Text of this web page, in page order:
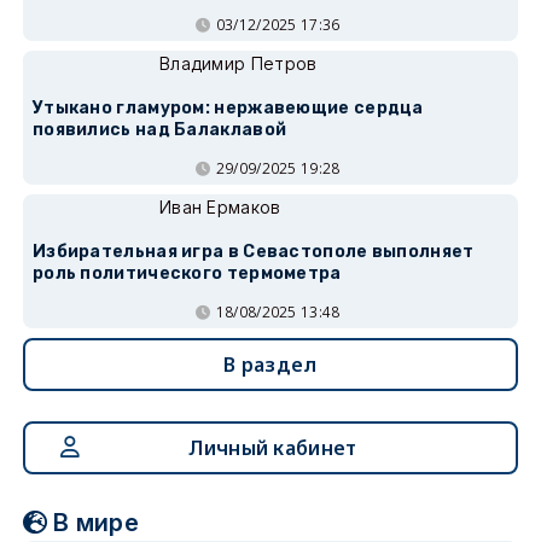
03/12/2025 17:36
Владимир Петров
Утыкано гламуром: нержавеющие сердца
появились над Балаклавой
29/09/2025 19:28
Иван Ермаков
Избирательная игра в Севастополе выполняет
роль политического термометра
18/08/2025 13:48
В раздел
Личный кабинет
В мире